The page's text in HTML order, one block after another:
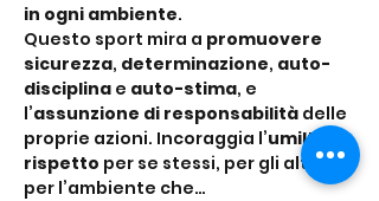
in ogni ambiente.
Questo sport mira a promuovere
sicurezza, determinazione, auto-
disciplina e auto-stima, e
l’assunzione di responsabilità delle
proprie azioni. Incoraggia l’umiltà
, il
rispetto per se stessi, per gli altri e
per l’ambiente che…